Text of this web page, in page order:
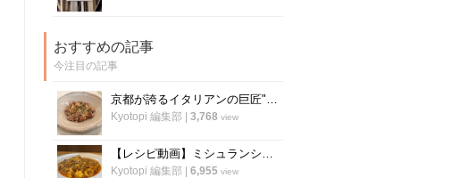
おすすめの記事
今注目の記事
京都が誇るイタリアンの巨匠"笹島シェフ"の料理動画第二弾！今度はリゾット！
Kyotopi 編集部 3,768 view
【レシピ動画】ミシュランシェフ直伝レシピ！絶品、麻婆豆腐の作り方『中国料理 菜格』
Kyotopi 編集部 6,955 view